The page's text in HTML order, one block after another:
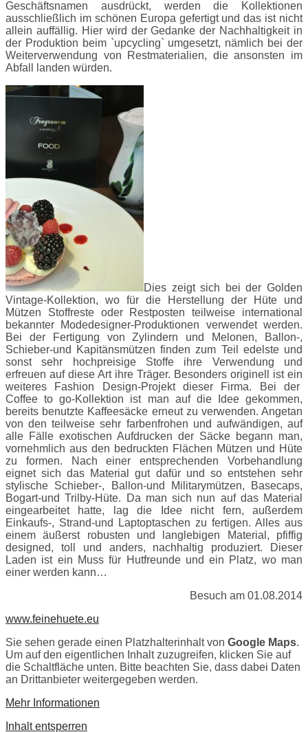
Geschäftsnamen ausdrückt, werden die Kollektionen
ausschließlich im schönen Europa gefertigt und das ist nicht
allein auffällig. Hier wird der Gedanke der Nachhaltigkeit in
der Produktion beim `upcycling` umgesetzt, nämlich bei der
Weiterverwendung von Restmaterialien, die ansonsten im
Abfall landen würden.
Dies zeigt sich bei der Golden
Vintage-Kollektion, wo für die Herstellung der Hüte und
Mützen Stoffreste oder Restposten teilweise international
bekannter Modedesigner-Produktionen verwendet werden.
Bei der Fertigung von Zylindern und Melonen, Ballon-,
Schieber-und Kapitänsmützen finden zum Teil edelste und
sonst sehr hochpreisige Stoffe ihre Verwendung und
erfreuen auf diese Art ihre Träger. Besonders originell ist ein
weiteres Fashion Design-Projekt dieser Firma. Bei der
Coffee to go-Kollektion ist man auf die Idee gekommen,
bereits benutzte Kaffeesäcke erneut zu verwenden. Angetan
von den teilweise sehr farbenfrohen und aufwändigen, auf
alle Fälle exotischen Aufdrucken der Säcke begann man,
vornehmlich aus den bedruckten Flächen Mützen und Hüte
zu formen. Nach einer entsprechenden Vorbehandlung
eignet sich das Material gut dafür und so entstehen sehr
stylische Schieber-, Ballon-und Militarymützen, Basecaps,
Bogart-und Trilby-Hüte. Da man sich nun auf das Material
eingearbeitet hatte, lag die Idee nicht fern, außerdem
Einkaufs-, Strand-und Laptoptaschen zu fertigen. Alles aus
einem äußerst robusten und langlebigen Material, pfiffig
designed, toll und anders, nachhaltig produziert. Dieser
Laden ist ein Muss für Hutfreunde und ein Platz, wo man
einer werden kann…
Besuch am 01.08.2014
www.feinehuete.eu
Sie sehen gerade einen Platzhalterinhalt von Google Maps.
Um auf den eigentlichen Inhalt zuzugreifen, klicken Sie auf
die Schaltfläche unten. Bitte beachten Sie, dass dabei Daten
an Drittanbieter weitergegeben werden.
Mehr Informationen
Inhalt entsperren